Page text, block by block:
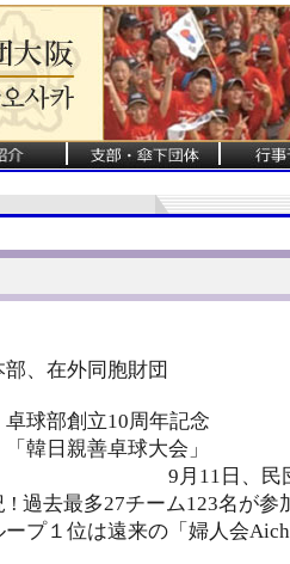
、在外同胞財団
周年記念
球大会」
団大阪府本
27チーム123名が
は遠来の「婦人会